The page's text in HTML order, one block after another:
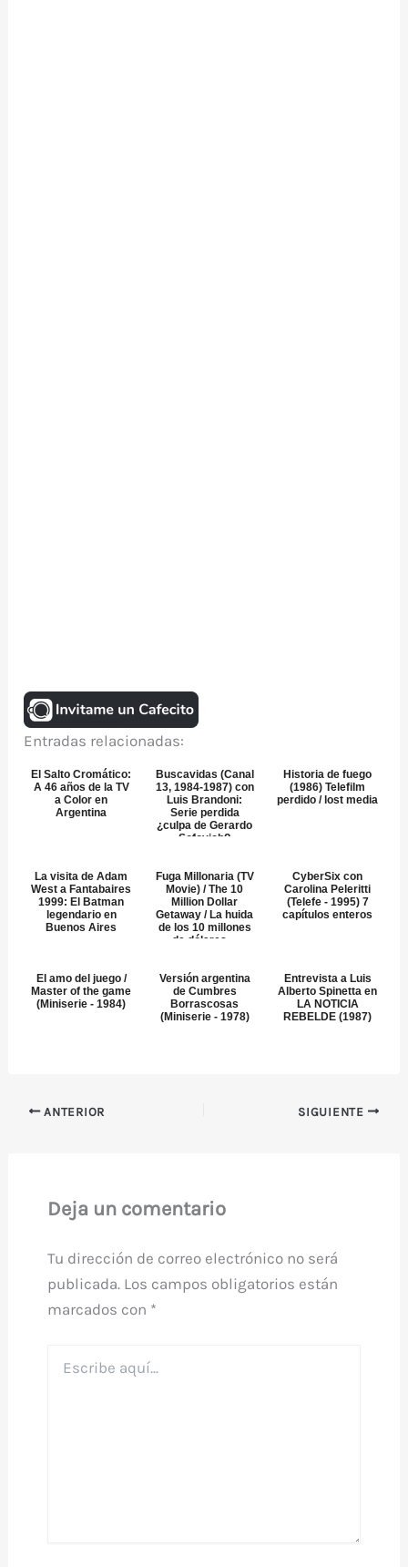
Entradas relacionadas:
El Salto Cromático:
A 46 años de la TV
a Color en
Argentina
Buscavidas (Canal
13, 1984-1987) con
Luis Brandoni:
Serie perdida
¿culpa de Gerardo
Sofovich?
Historia de fuego
(1986) Telefilm
perdido / lost media
La visita de Adam
West a Fantabaires
1999: El Batman
legendario en
Buenos Aires
Fuga Millonaria (TV
Movie) / The 10
Million Dollar
Getaway / La huida
de los 10 millones
de dólares ...
CyberSix con
Carolina Peleritti
(Telefe - 1995) 7
capítulos enteros
El amo del juego /
Master of the game
(Miniserie - 1984)
Versión argentina
de Cumbres
Borrascosas
(Miniserie - 1978)
Entrevista a Luis
Alberto Spinetta en
LA NOTICIA
REBELDE (1987)
ANTERIOR SIGUIENTE
Deja un comentario
Tu dirección de correo electrónico no será
publicada. Los campos obligatorios están
marcados con *
aquí...